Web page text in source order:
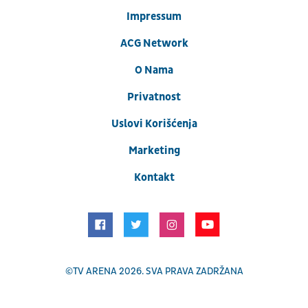
Impressum
ACG Network
O Nama
Privatnost
Uslovi Korišćenja
Marketing
Kontakt
©TV ARENA2026. SVA PRAVA ZADRŽANA